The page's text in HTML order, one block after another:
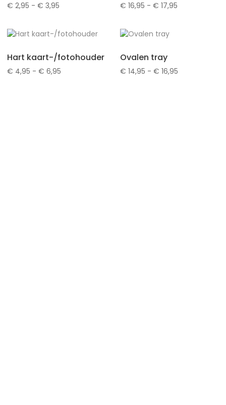
€ 2,95 - € 3,95
€ 3,95
€ 16,95 - € 17,95
Hart kaart-/fotohouder
€ 4,95 - € 6,95
Ovalen tray
€ 14,95 - € 16,95